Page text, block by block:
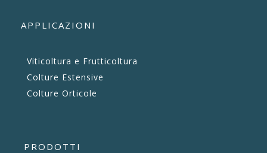
APPLICAZIONI
Viticoltura e Frutticoltura
Colture Estensive
Colture Orticole
PRODOTTI